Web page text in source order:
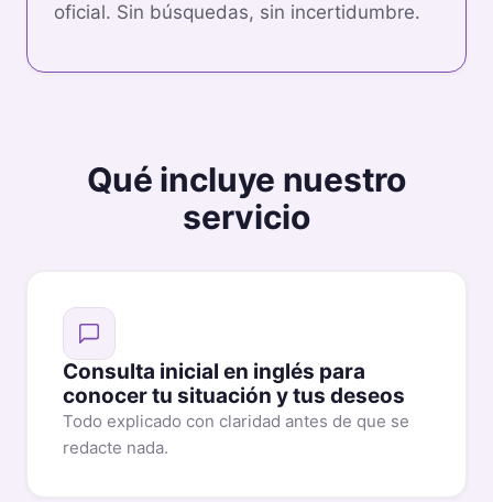
oficial. Sin búsquedas, sin incertidumbre.
Qué incluye nuestro
servicio
Consulta inicial en inglés para
conocer tu situación y tus deseos
Todo explicado con claridad antes de que se
redacte nada.